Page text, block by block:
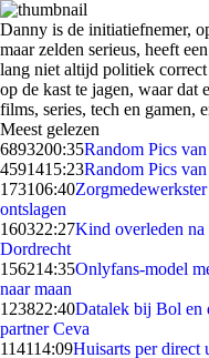
Danny is de initiatiefnemer,
maar zelden serieus, heeft
lang niet altijd politiek correct
op de kast te jagen, waar
films, series, tech en gamen,
Meest gelezen
6893200:35Random Pics
4591415:23Random Pics
173106:40
ontslagen
160322:27Kind overleden
Dordrecht
156214:35Onlyfans-model
naar maan
123822:40Datalek bij Bol en
partner Ceva
114114:09Huisarts per direct